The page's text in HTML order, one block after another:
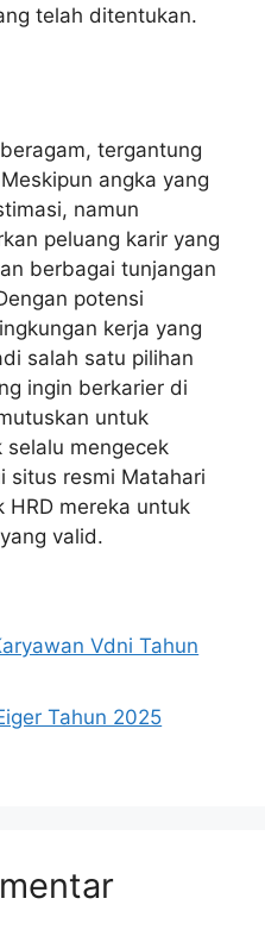
telah ditentukan.
tergantung
angka yang
namun
peluang karir yang
berbagai tunjangan
potensi
kerja yang
salah satu pilihan
ingin berkarier di
untuk
selalu mengecek
situs resmi Matahari
HRD mereka untuk
valid.
Vdni Tahun
Tahun 2025